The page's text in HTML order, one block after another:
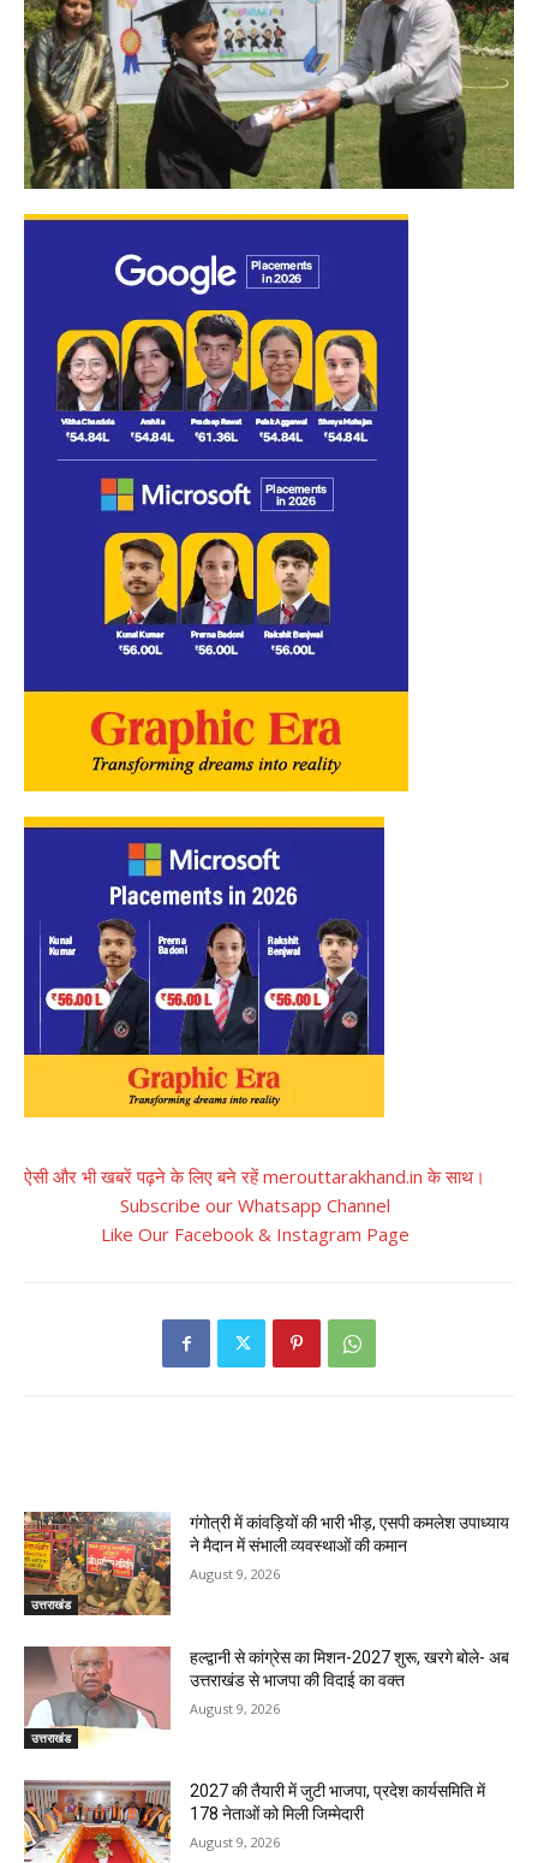
ऐसी और भी खबरें पढ़ने के लिए बने रहें merouttarakhand.in के साथ।
Subscribe our Whatsapp Channel
Like Our Facebook & Instagram Page
उत्तराखंड
गंगोत्री में कांवड़ियों की भारी भीड़, एसपी कमलेश उपाध्याय
ने मैदान में संभाली व्यवस्थाओं की कमान
August 9, 2026
उत्तराखंड
हल्द्वानी से कांग्रेस का मिशन-2027 शुरू, खरगे बोले- अब
उत्तराखंड से भाजपा की विदाई का वक्त
August 9, 2026
2027 की तैयारी में जुटी भाजपा, प्रदेश कार्यसमिति में
178 नेताओं को मिली जिम्मेदारी
August 9, 2026